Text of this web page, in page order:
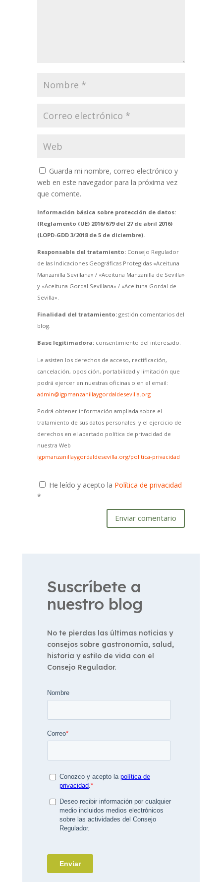
Guarda mi nombre, correo electrónico y
web en este navegador para la próxima vez
que comente.
Información básica sobre protección de datos:
(Reglamento (UE) 2016/679 del 27 de abril 2016)
(LOPD-GDD 3/2018 de 5 de diciembre).
Responsable del tratamiento:Consejo Regulador
de las Indicaciones Geográficas Protegidas «Aceituna
Manzanilla Sevillana» / «Aceituna Manzanilla de Sevilla»
y «Aceituna Gordal Sevillana» / «Aceituna Gordal de
Sevilla».
Finalidad del tratamiento:gestión comentarios del
blog.
Base legitimadora:consentimiento del interesado.
Le asisten los derechos de acceso, rectificación,
cancelación, oposición, portabilidad y limitación que
podrá ejercer en nuestras oficinas o en el email:
admin@igpmanzanillaygordaldesevilla.org
Podrá obtener información ampliada sobre el
tratamiento de sus datos personales y el ejercicio de
derechos en el apartado política de privacidad de
nuestra Web
igpmanzanillaygordaldesevilla.org/politica-privacidad
He leído y acepto la Política de privacidad
*
Enviar comentario
Suscríbete a
nuestro blog
No te pierdas las últimas noticias y
consejos sobre gastronomía, salud,
historia y estilo de vida con el
Consejo Regulador.